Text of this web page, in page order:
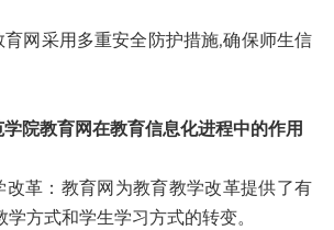
采用多重安全防护措施,确保师生信
院教育网在教育信息化进程中的作用
革：教育网为教育教学改革提供了有
学方式和学生学习方式的转变。